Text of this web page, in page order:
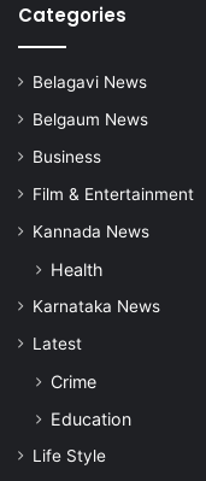
Categories
Belagavi News
Belgaum News
Business
Film & Entertainment
Kannada News
Health
Karnataka News
Latest
Crime
Education
Life Style